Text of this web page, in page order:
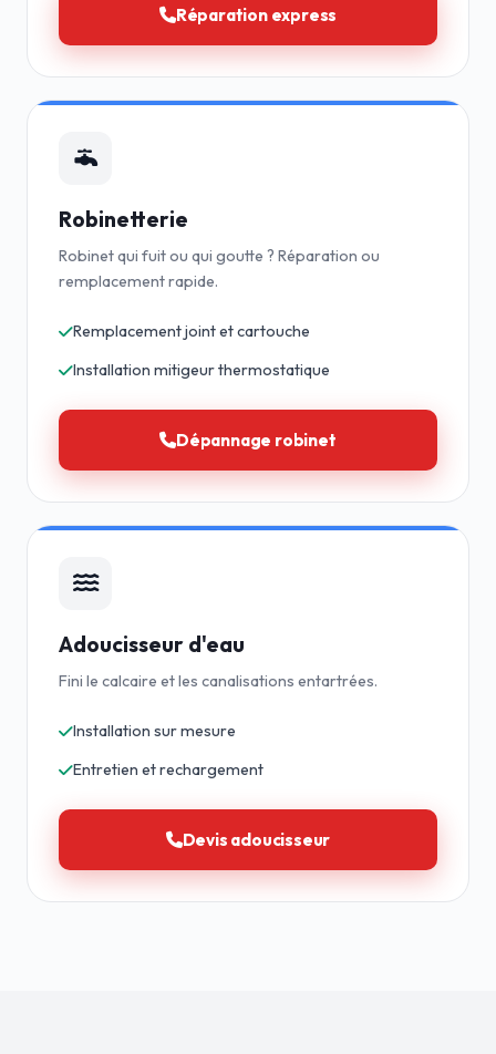
Réparation express
Robinetterie
Robinet qui fuit ou qui goutte ? Réparation ou
remplacement rapide.
Remplacement joint et cartouche
Installation mitigeur thermostatique
Dépannage robinet
Adoucisseur d'eau
Fini le calcaire et les canalisations entartrées.
Installation sur mesure
Entretien et rechargement
Devis adoucisseur